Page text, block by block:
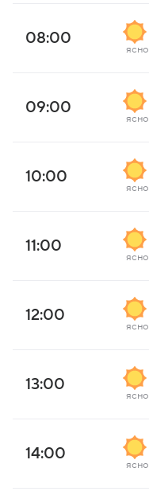
08:00
ясно
09:00
ясно
10:00
ясно
11:00
ясно
12:00
ясно
13:00
ясно
14:00
ясно